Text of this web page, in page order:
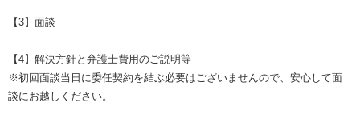
【3】面談
【4】解決方針と弁護士費用のご説明等
※初回面談当日に委任契約を結ぶ必要はございませんので、安心して面
談にお越しください。